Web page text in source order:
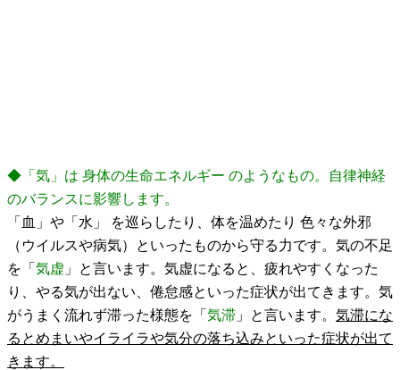
◆「気」は 身体の生命エネルギー のようなもの。自律神経
のバランスに影響します。
「血」や「水」 を巡らしたり、体を温めたり 色々な外邪
（ウイルスや病気）といったものから守る力です。気の不足
を「 気虚 」と言います。気虚になると、疲れやすくなった
り、やる気が出ない、倦怠感といった症状が出てきます。気
がうまく流れず滞った様態を「 気滞 」と言います。 気滞にな
るとめまいやイライラや気分の落ち込みといった症状が出て
きます。